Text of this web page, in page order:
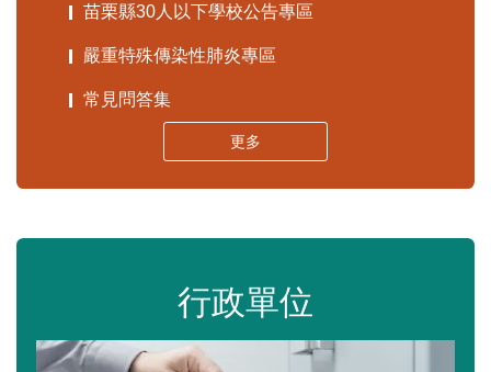
苗栗縣30人以下學校公告專區
嚴重特殊傳染性肺炎專區
常見問答集
更多
行政單位